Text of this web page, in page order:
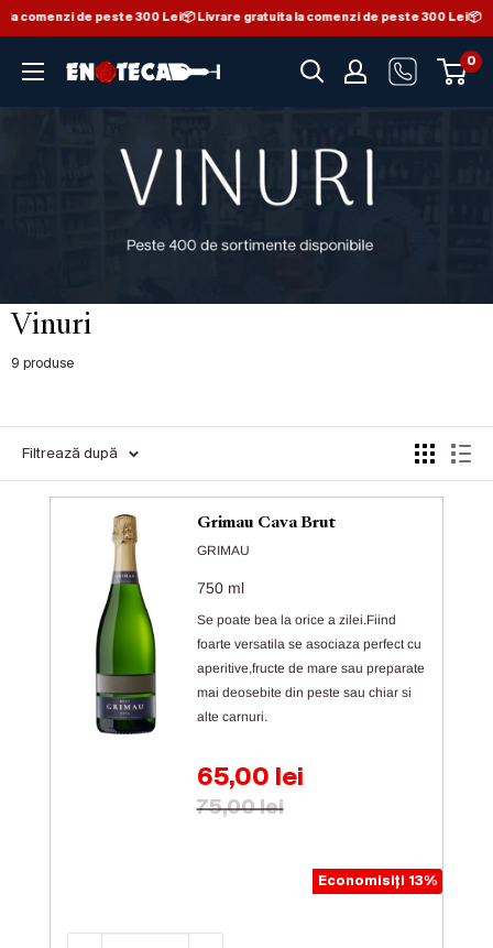
comenzi de peste 300 Lei📦 Livrare gratuita la comenzi de peste 300 Lei📦
Enoteca - Magazin de vinuri din Italia
0
Vinuri
9 produse
Filtrează după
Grimau Cava Brut
GRIMAU
750 ml
Se poate bea la orice a zilei.Fiind
foarte versatila se asociaza perfect cu
aperitive,fructe de mare sau preparate
mai deosebite din peste sau chiar si
alte carnuri.
Preț de vânzare
65,00 lei
Preț obișnuit
75,00 lei
Economisiți 13%